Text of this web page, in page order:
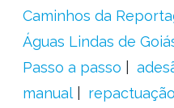
Caminhos da
Águas Lindas de
Passo a passo
manual
repactuação